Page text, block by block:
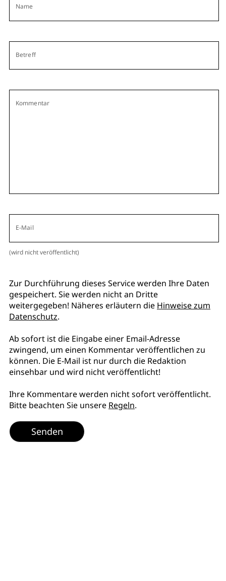
Name
Betreff
Kommentar
E-Mail
(wird nicht veröffentlicht)
Zur Durchführung dieses Service werden Ihre Daten
gespeichert. Sie werden nicht an Dritte
weitergegeben! Näheres erläutern die Hinweise zum
Datenschutz.
Ab sofort ist die Eingabe einer Email-Adresse
zwingend, um einen Kommentar veröffentlichen zu
können. Die E-Mail ist nur durch die Redaktion
einsehbar und wird nicht veröffentlicht!
Ihre Kommentare werden nicht sofort veröffentlicht.
Bitte beachten Sie unsere Regeln.
Senden